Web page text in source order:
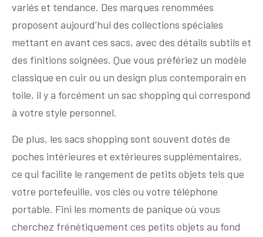
variés et tendance. Des marques renommées
proposent aujourd’hui des collections spéciales
mettant en avant ces sacs, avec des détails subtils et
des finitions soignées. Que vous préfériez un modèle
classique en cuir ou un design plus contemporain en
toile, il y a forcément un sac shopping qui correspond
à votre style personnel.
De plus, les sacs shopping sont souvent dotés de
poches intérieures et extérieures supplémentaires,
ce qui facilite le rangement de petits objets tels que
votre portefeuille, vos clés ou votre téléphone
portable. Fini les moments de panique où vous
cherchez frénétiquement ces petits objets au fond